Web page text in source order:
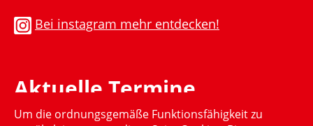
Bei instagram mehr entdecken!
Aktuelle Termine
Um die ordnungsgemäße Funktionsfähigkeit zu